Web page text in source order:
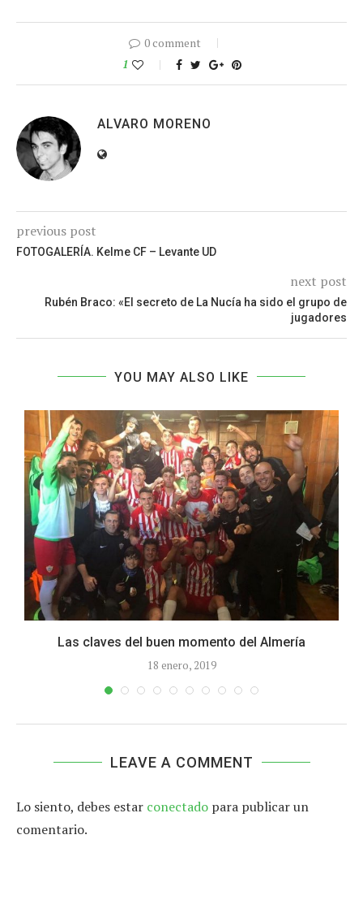
0 comment
1
ALVARO MORENO
previous post
FOTOGALERÍA. Kelme CF – Levante UD
next post
Rubén Braco: «El secreto de La Nucía ha sido el grupo de
jugadores
YOU MAY ALSO LIKE
Las claves del buen momento del Almería
18 enero, 2019
LEAVE A COMMENT
Lo siento, debes estar conectado para publicar un
comentario.